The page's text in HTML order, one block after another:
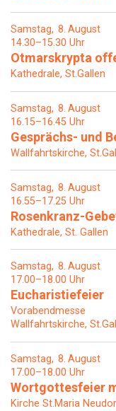
Samstag 8 August
14.30–15.30 Uhr
Otmarskrypta
Kathedrale, St.Gallen
Samstag 8 August
16.15–16.45 Uhr
Gesprächs- und
Wallfahrtskirche,
Samstag 8 August
16.55–17.25 Uhr
Rosenkranz-
Kathedrale, St. Gallen
Samstag 8 August
17.00–18.00 Uhr
Eucharistiefeier
Vorabendmesse
Wallfahrtskirche,
Samstag 8 August
17.00–18.00 Uhr
Wortgottesfeier
Kirche St.Maria